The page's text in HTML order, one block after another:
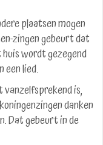
plaatsen mogen
zingen gebeurt dat
wordt gezegend
een lied.
vanzelfsprekend is,
danken
Dat gebeurt in de